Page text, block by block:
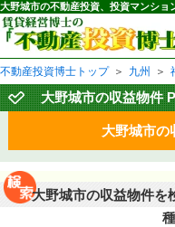
不動産投資博士トップ ＞ 九州 ＞
大野城市の収益物件
大野城市の
大野城市の収益物件を